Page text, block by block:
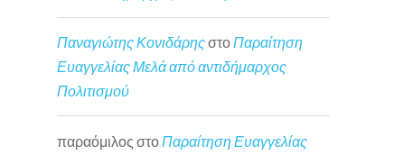
Παναγιώτης ΚονιδάρηςστοΠαραίτηση
Ευαγγελίας Μελά από αντιδήμαρχος
Πολιτισμού
παραόμιλος στο Παραίτηση Ευαγγελίας